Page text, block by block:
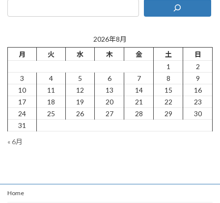
2026年8月
月
火 水 木 金 土
日
1
2
3
4 5 6 7 8
9
10
11 12 13 14 15
16
17
18 19 20 21 22
23
24
25 26 27 28 29
30
31
« 6月
Home